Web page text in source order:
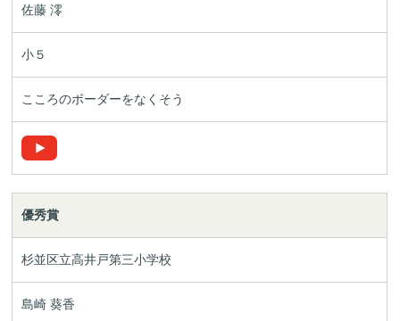
佐藤 澪
小５
こころのボーダーをなくそう
優秀賞
杉並区立高井戸第三小学校
島崎 葵香